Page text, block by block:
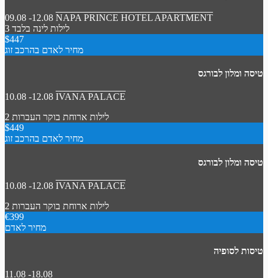
09.08 -12.08 NAPA PRINCE HOTEL APARTMENT
3 לילות לינה בלבד
$447
מחיר לאדם בהרכב זוג
טיסה ומלון לבורגס
10.08 -12.08 IVANA PALACE
2 לילות ארוחת בוקר העברות
$449
מחיר לאדם בהרכב זוג
טיסה ומלון לבורגס
10.08 -12.08 IVANA PALACE
2 לילות ארוחת בוקר העברות
€399
מחיר לאדם
טיסות לסופיה
11.08 -18.08